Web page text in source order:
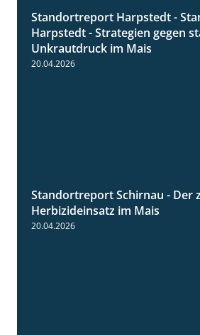
Standortreport Harpstedt -
Harpstedt - Strategien gegen
Unkrautdruck im Mais
20.04.2026
Standortreport Schirnau - Der
Herbizideinsatz im Mais